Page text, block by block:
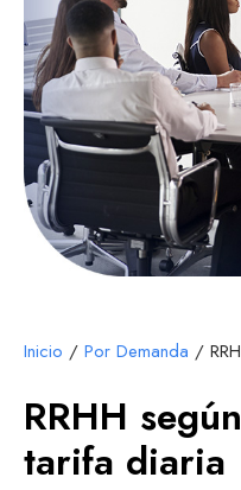
Inicio / Por Demanda /
RRHH
tarifa diaria